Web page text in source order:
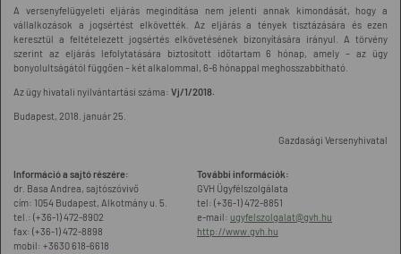
A versenyfelügyeleti eljárás megindítása nem jelenti annak kimondását, hogy a
vállalkozások a jogsértést elkövették. Az eljárás a tények tisztázására és ezen
keresztül a feltételezett jogsértés elkövetésének bizonyítására irányul. A törvény
szerint az eljárás lefolytatására biztosított időtartam 6 hónap, amely – az ügy
bonyolultságától függően – két alkalommal, 6-6 hónappal meghosszabbítható.
Az ügy hivatali nyilvántartási száma: Vj/1/2018.
Budapest, 2018. január 25.
Gazdasági Versenyhivatal
Információ a sajtó részére:
dr. Basa Andrea, sajtószóvivő
cím: 1054 Budapest, Alkotmány u. 5.
tel.: (+36-1) 472-8902
fax: (+36-1) 472-8898
mobil: +3630 618-6618
További információk:
GVH Ügyfélszolgálata
tel: (+36-1) 472-8851
e-mail: ugyfelszolgalat@gvh.hu
http://www.gvh.hu